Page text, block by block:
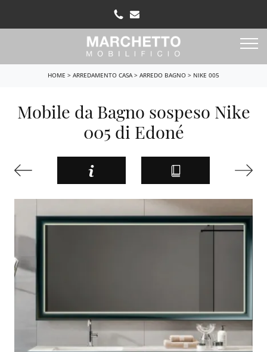
HOME > ARREDAMENTO CASA> ARREDO BAGNO > NIKE 005
Mobile da Bagno sospeso Nike
005 di Edoné